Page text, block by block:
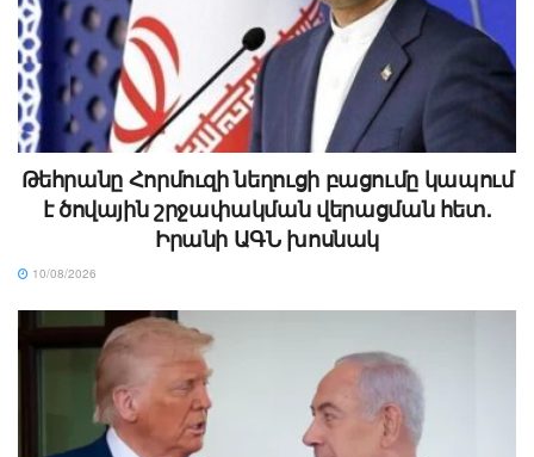
Թեհրանը Հորմուզի նեղուցի բացումը կապում
է ծովային շրջափակման վերացման հետ.
Իրանի ԱԳՆ խոսնակ
10/08/2026